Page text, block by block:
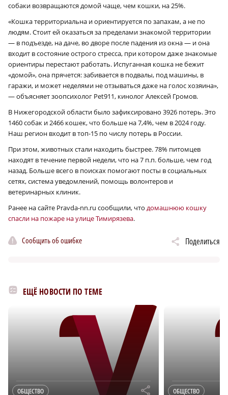
собаки возвращаются домой чаще, чем кошки, на 25%.
«Кошка территориальна и ориентируется по запахам, а не по
людям. Стоит ей оказаться за пределами знакомой территории
— в подъезде, на даче, во дворе после падения из окна — и она
входит в состояние острого стресса, при котором даже знакомые
ориентиры перестают работать. Испуганная кошка не бежит
«домой», она прячется: забивается в подвалы, под машины, в
гаражи, и может неделями не отзываться даже на голос хозяина»,
— объясняет зоопсихолог Pet911, кинолог Алексей Громов.
В Нижегородской области было зафиксировано 3926 потерь. Это
1460 собак и 2466 кошек, что больше на 7,4%, чем в 2024 году.
Наш регион входит в топ-15 по числу потерь в России.
При этом, животных стали находить быстрее. 78% питомцев
находят в течение первой недели, что на 7 п.п. больше, чем год
назад. Больше всего в поисках помогают посты в социальных
сетях, система уведомлений, помощь волонтеров и
ветеринарных клиник.
Ранее на сайте Pravda-nn.ru сообщили, что домашнюю кошку
спасли на пожаре на улице Тимирязева.
Сообщить об ошибке Поделиться
ЕЩЁ НОВОСТИ ПО ТЕМЕ
ОБЩЕСТВО r ОБЩЕСТВО